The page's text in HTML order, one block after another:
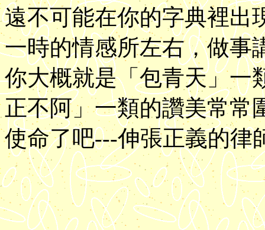
遠不可能在你的字典裡出
一時的情感所左右，做事
你大概就是「包青天」一
正不阿」一類的讚美常常
使命了吧---伸張正義的律